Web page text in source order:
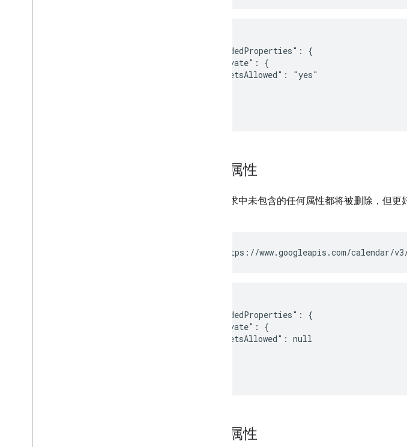
  "extendedProperties": {
    "private": {
      "petsAllowed": "yes"
删除属性
更新请求中未包含的任何属性都将被删除，但
PATCH https://www.googleapis.com/calendar/
  "extendedProperties": {
    "private": {
      "petsAllowed": null
搜索属性